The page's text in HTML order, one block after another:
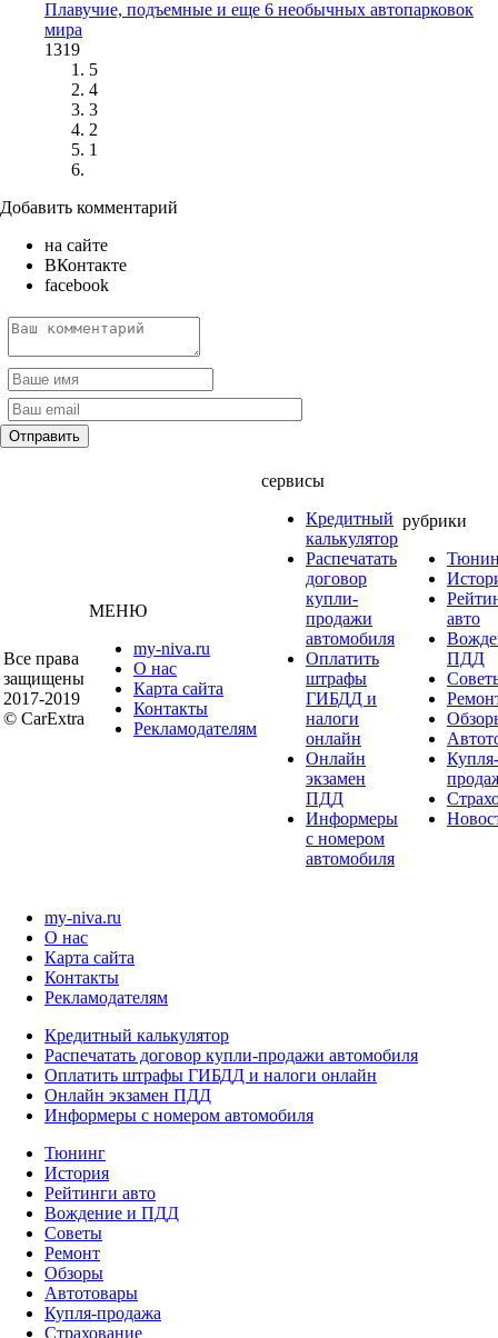
Плавучие, подъемные и еще 6 необычных автопарковок
мира
1319
5
4
3
2
1
Добавить комментарий
на сайте
ВКонтакте
facebook
Все права
защищены
2017-2019
© CarExtra
МЕНЮ
my-niva.ru
О нас
Карта сайта
Контакты
Рекламодателям
сервисы
Кредитный
калькулятор
Распечатать
договор
купли-
продажи
автомобиля
Оплатить
штрафы
ГИБДД и
налоги
онлайн
Онлайн
экзамен
ПДД
Информеры
с номером
автомобиля
рубрики
авто
ПДД
Купля-
my-niva.ru
О нас
Карта сайта
Контакты
Рекламодателям
Кредитный калькулятор
Распечатать договор купли-продажи автомобиля
Оплатить штрафы ГИБДД и налоги онлайн
Онлайн экзамен ПДД
Информеры с номером автомобиля
Тюнинг
История
Рейтинги авто
Вождение и ПДД
Советы
Ремонт
Обзоры
Автотовары
Купля-продажа
Страхование